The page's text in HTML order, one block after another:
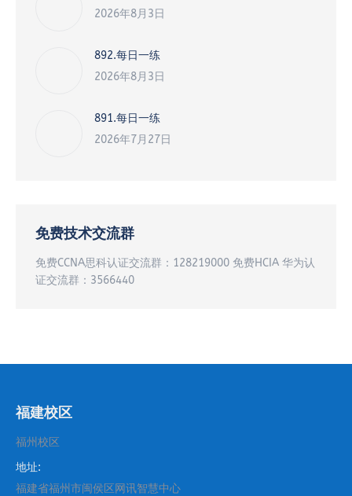
2026年8月3日
892.每日一练
2026年8月3日
891.每日一练
2026年7月27日
免费技术交流群
免费CCNA思科认证交流群：128219000 免费HCIA 华为认
证交流群：3566440
福建校区
福州校区
地址:
福建省福州市闽侯区网讯智慧中心